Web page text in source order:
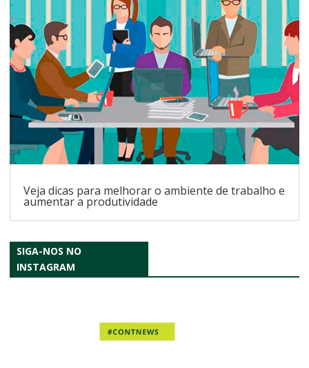
Veja dicas para melhorar o ambiente de trabalho e
aumentar a produtividade
SIGA-NOS NO
INSTAGRAM